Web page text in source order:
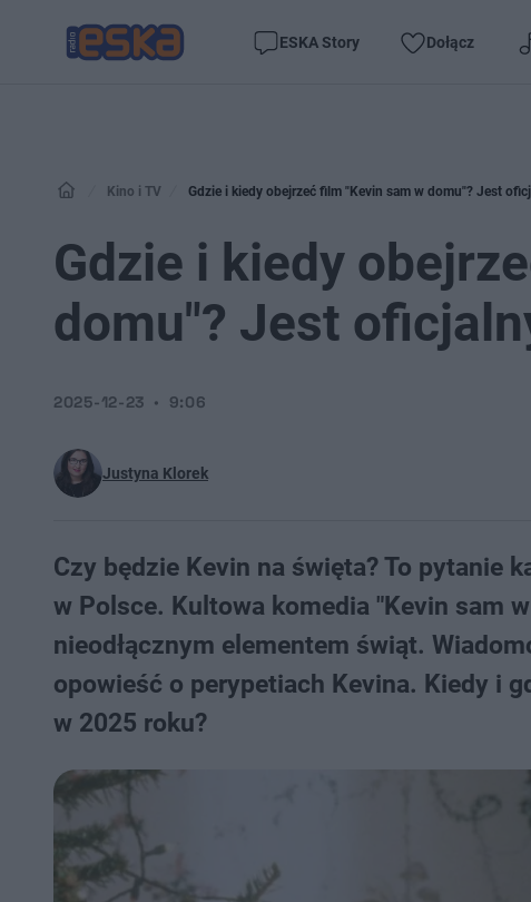
ESKA Story Dołącz
Kino i TV Gdzie i kiedy obejrzeć film "Kevin sam w domu"? Jest
Gdzie i kiedy
domu"? Jest
Justyna Klorek
2025-12-23 9:06
Czy będzie Kevin na święta? To pytanie
w Polsce. Kultowa komedia "Kevin sam
nieodłącznym elementem świąt.
opowieść o perypetiach Kevina. Kiedy i
w 2025 roku?